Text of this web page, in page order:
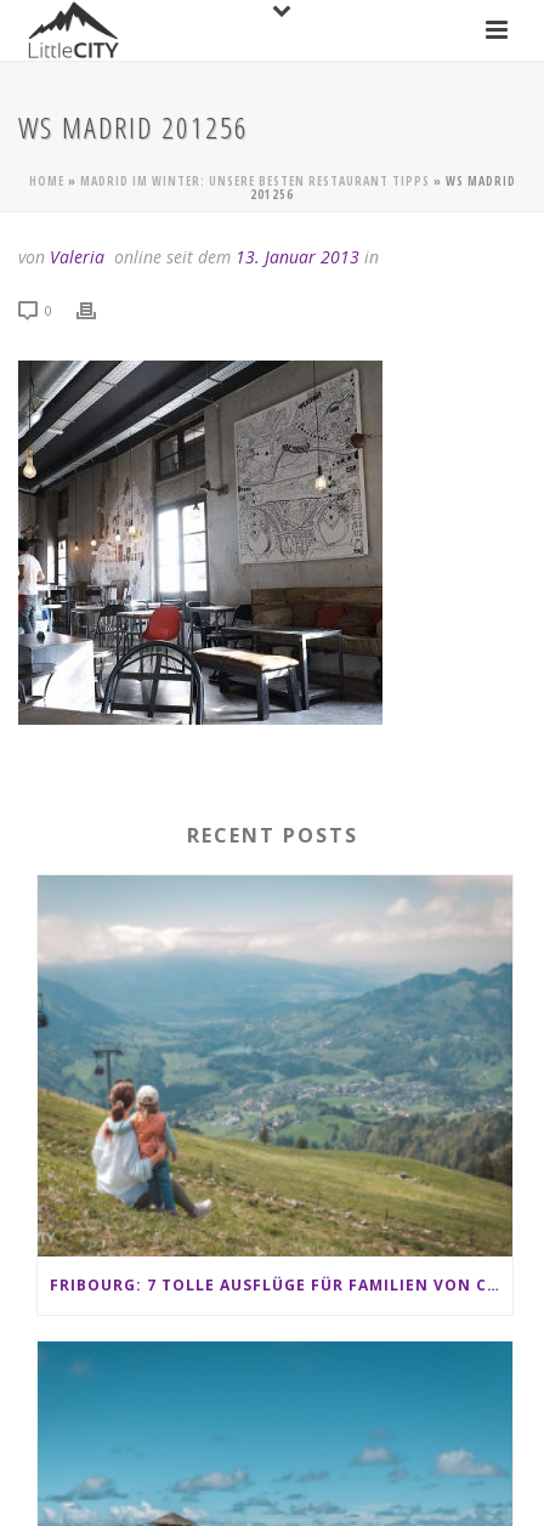
WS MADRID 201256
HOME » MADRID IM WINTER: UNSERE BESTEN RESTAURANT TIPPS » WS MADRID
201256
von Valeria online seit dem 13. Januar 2013 in
0
RECENT POSTS
FRIBOURG: 7 TOLLE AUSFLÜGE FÜR FAMILIEN VON CHARMEY BIS LES PACCOTS